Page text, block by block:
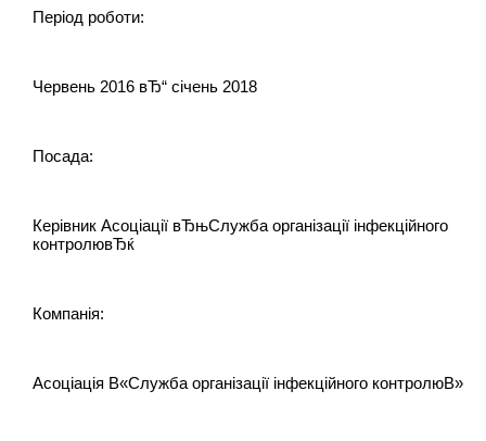
Період роботи:
Червень 2016 вЂ“ січень 2018
Посада:
Керівник Асоціації вЂњСлужба організації інфекційного
контролювЂќ
Компанія:
Асоціація В«Служба організації інфекційного контролюВ»